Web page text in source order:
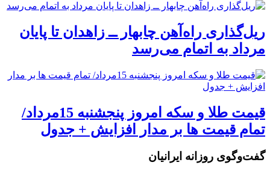
ریل‌گذاری راه‌آهن چابهار ــ زاهدان تا پایان
مرداد به اتمام می‌رسد
قیمت طلا و سکه امروز پنجشنبه 15مرداد/
تمام قیمت ها بر مدار افزایش + جدول
گفت‌وگوی روزانه ایرانیان